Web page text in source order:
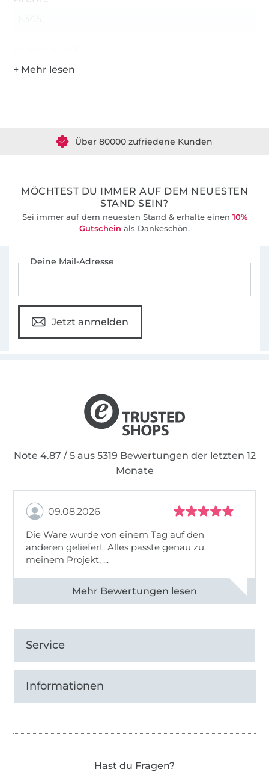
MÖCHTEST DU IMMER AUF DEM NEUESTEN
STAND SEIN?
Sei immer auf dem neuesten Stand & erhalte einen 10%
Gutschein als Dankeschön.
Deine Mail-Adresse
Jetzt anmelden
Note 4.87 / 5 aus 5319 Bewertungen der letzten 12
Monate
09.08.2026
Die Ware wurde von einem Tag auf den
anderen geliefert. Alles passte genau zu
meinem Projekt, ...
Alle 83031 Bewertungen ansehen
Service
Informationen
Hast du Fragen?